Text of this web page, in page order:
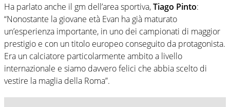
Ha parlato anche il gm dell’area sportiva,Tiago Pinto:
“Nonostante la giovane età Evan ha già maturato
un’esperienza importante, in uno dei campionati di maggior
prestigio e con un titolo europeo conseguito da protagonista.
Era un calciatore particolarmente ambito a livello
internazionale e siamo davvero felici che abbia scelto di
vestire la maglia della Roma”.